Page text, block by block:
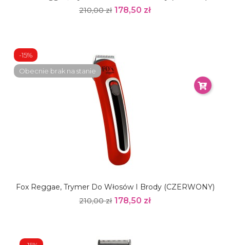
210,00 zł 178,50 zł
Fox Reggae, Trymer Do Włosów I Brody (CZERWONY)
210,00 zł 178,50 zł
-15%
Obecnie brak na stanie